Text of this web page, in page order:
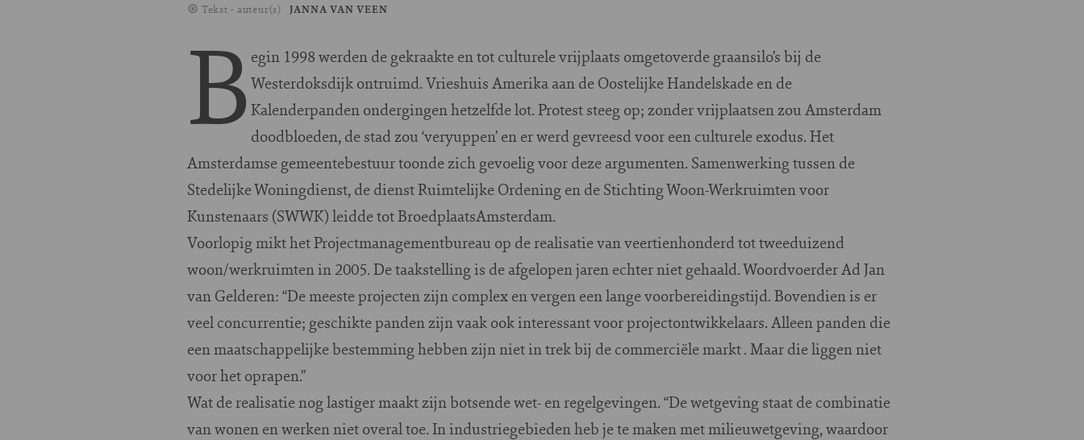
Tekst - auteur(s) JANNA VAN VEEN
B egin 1998 werden de gekraakte en tot culturele vrijplaats omgetoverde graansilo’s bij de
Westerdoksdijk ontruimd. Vrieshuis Amerika aan de Oostelijke Handelskade en de
Kalenderpanden ondergingen hetzelfde lot. Protest steeg op; zonder vrijplaatsen zou Amsterdam
doodbloeden, de stad zou ‘veryuppen’ en er werd gevreesd voor een culturele exodus. Het
Amsterdamse gemeentebestuur toonde zich gevoelig voor deze argumenten. Samenwerking tussen de
Stedelijke Woningdienst, de dienst Ruimtelijke Ordening en de Stichting Woon-Werkruimten voor
Kunstenaars (SWWK) leidde tot BroedplaatsAmsterdam.
Voorlopig mikt het Projectmanagementbureau op de realisatie van veertienhonderd tot tweeduizend
woon/werkruimten in 2005. De taakstelling is de afgelopen jaren echter niet gehaald. Woordvoerder Ad Jan
van Gelderen: “De meeste projecten zijn complex en vergen een lange voorbereidingstijd. Bovendien is er
veel concurrentie; geschikte panden zijn vaak ook interessant voor projectontwikkelaars. Alleen panden die
een maatschappelijke bestemming hebben zijn niet in trek bij de commerciële markt . Maar die liggen niet
voor het oprapen.”
Wat de realisatie nog lastiger maakt zijn botsende wet- en regelgevingen. “De wetgeving staat de combinatie
van wonen en werken niet overal toe. In industriegebieden heb je te maken met milieuwetgeving, waardoor